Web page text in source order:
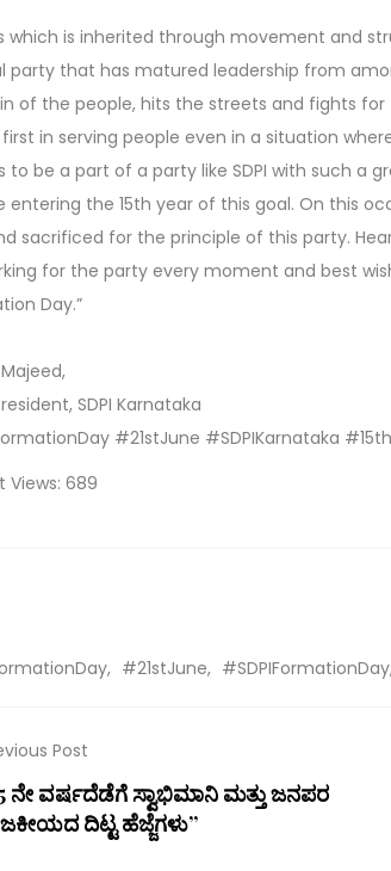
which is inherited through movement and
party that has matured leadership from
of the people, hits the streets and fights
in serving people even in a situation
to be a part of a party like SDPI with such a
entering the 15th year of this goal. On this
sacrificed for the principle of this party.
for the party every moment and best
Day.”
SDPI Karnataka
#21stJune #SDPIKarnataka
Views: 689
#21stJune #SDPIFormationDay
Post
ನೇ ವರ್ಷದೆಡೆಗೆ ಸ್ವಾಭಿಮಾನಿ ಮತ್ತು ಜನಪರ
ದಿಟ್ಟ ಹೆಜ್ಜೆಗಳು”